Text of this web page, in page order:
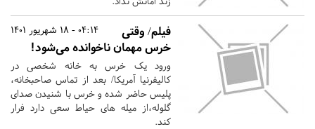
04:14 - 18 شهریور 1401
فیلم/ وقتی
خرس مهمان ناخوانده می‌شود!
ورود یک خرس به خانه شخصی در
کالیفرنیا آمریکا/ بعد از تماس صاحبخانه،
پلیس حاضر شده و خرس با شنیدن صدای
گلوله،از میله های حیاط سعی دارد فرار
کند.